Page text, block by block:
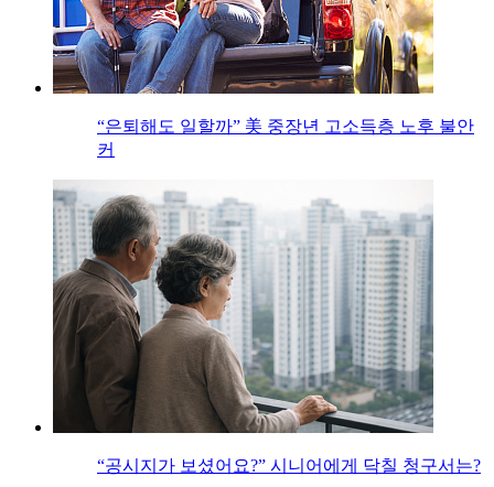
“은퇴해도 일할까” 美 중장년 고소득층 노후 불안
커
“공시지가 보셨어요?” 시니어에게 닥칠 청구서는?